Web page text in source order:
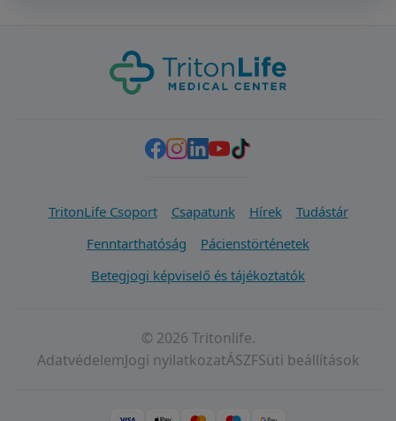
TritonLife Csoport Csapatunk Hírek
Tudástár
Fenntarthatóság
Pácienstörténetek
Betegjogi képviselő és tájékoztatók
© 2026 Tritonlife.
AdatvédelemJogi nyilatkozatÁSZFSüti beállítások